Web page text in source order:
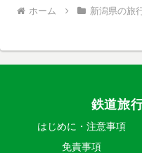
ホーム 新潟県の旅
鉄道旅
はじめに・注意事項
免責事項